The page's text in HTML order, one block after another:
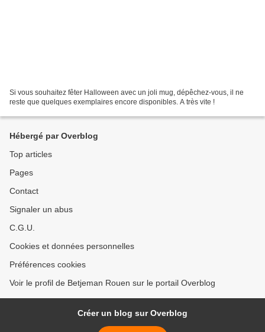
Si vous souhaitez fêter Halloween avec un joli mug, dépêchez-vous, il ne
reste que quelques exemplaires encore disponibles. A très vite !
Hébergé par Overblog
Top articles
Pages
Contact
Signaler un abus
C.G.U.
Cookies et données personnelles
Préférences cookies
Voir le profil de Betjeman Rouen sur le portail Overblog
Créer un blog sur Overblog